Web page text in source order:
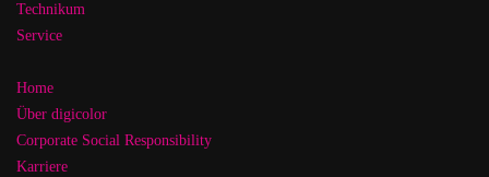
Technikum
Service
Home
Über digicolor
Corporate Social Responsibility
Karriere